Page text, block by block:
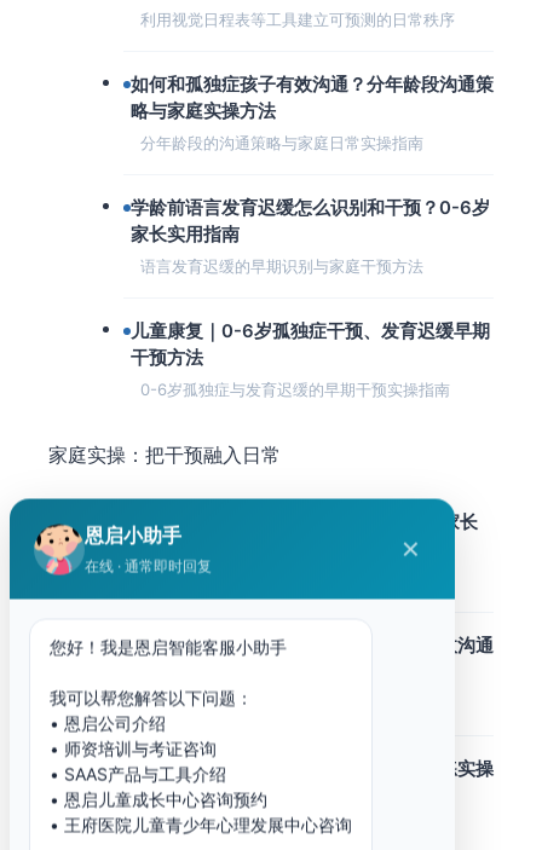
利用视觉日程表等工具建立可预测的日常秩序
如何和孤独症孩子有效沟通？分年龄段沟通策
略与家庭实操方法
分年龄段的沟通策略与家庭日常实操指南
学龄前语言发育迟缓怎么识别和干预？0-6岁
家长实用指南
语言发育迟缓的早期识别与家庭干预方法
儿童康复｜0-6岁孤独症干预、发育迟缓早期
干预方法
0-6岁孤独症与发育迟缓的早期干预实操指南
家庭实操：把干预融入日常
ABA行为干预在家怎么做？孤独症儿童家长
实操指南
将DTT、NET等核心技术转化为日常练习
如何和孤独症孩子沟通？家长必知的有效沟通
从视觉支持到社交脚本的核心策略
社交故事法怎么用？孤独症儿童社交训练实操
教程与家长指南
低成本、高效果的社交干预工具
恩启小助手
在线 · 通常即时回复
✕
您好！我是恩启智能客服小助手
我可以帮您解答以下问题：
• 恩启公司介绍
• 师资培训与考证咨询
• SAAS产品与工具介绍
• 恩启儿童成长中心咨询预约
• 王府医院儿童青少年心理发展中心咨询